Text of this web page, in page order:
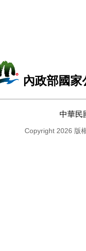
內政部國
中華民
Copyright 2026 版